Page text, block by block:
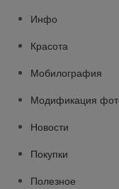
Инфо
Красота
Мобилография
Модификация
Новости
Покупки
Полезное